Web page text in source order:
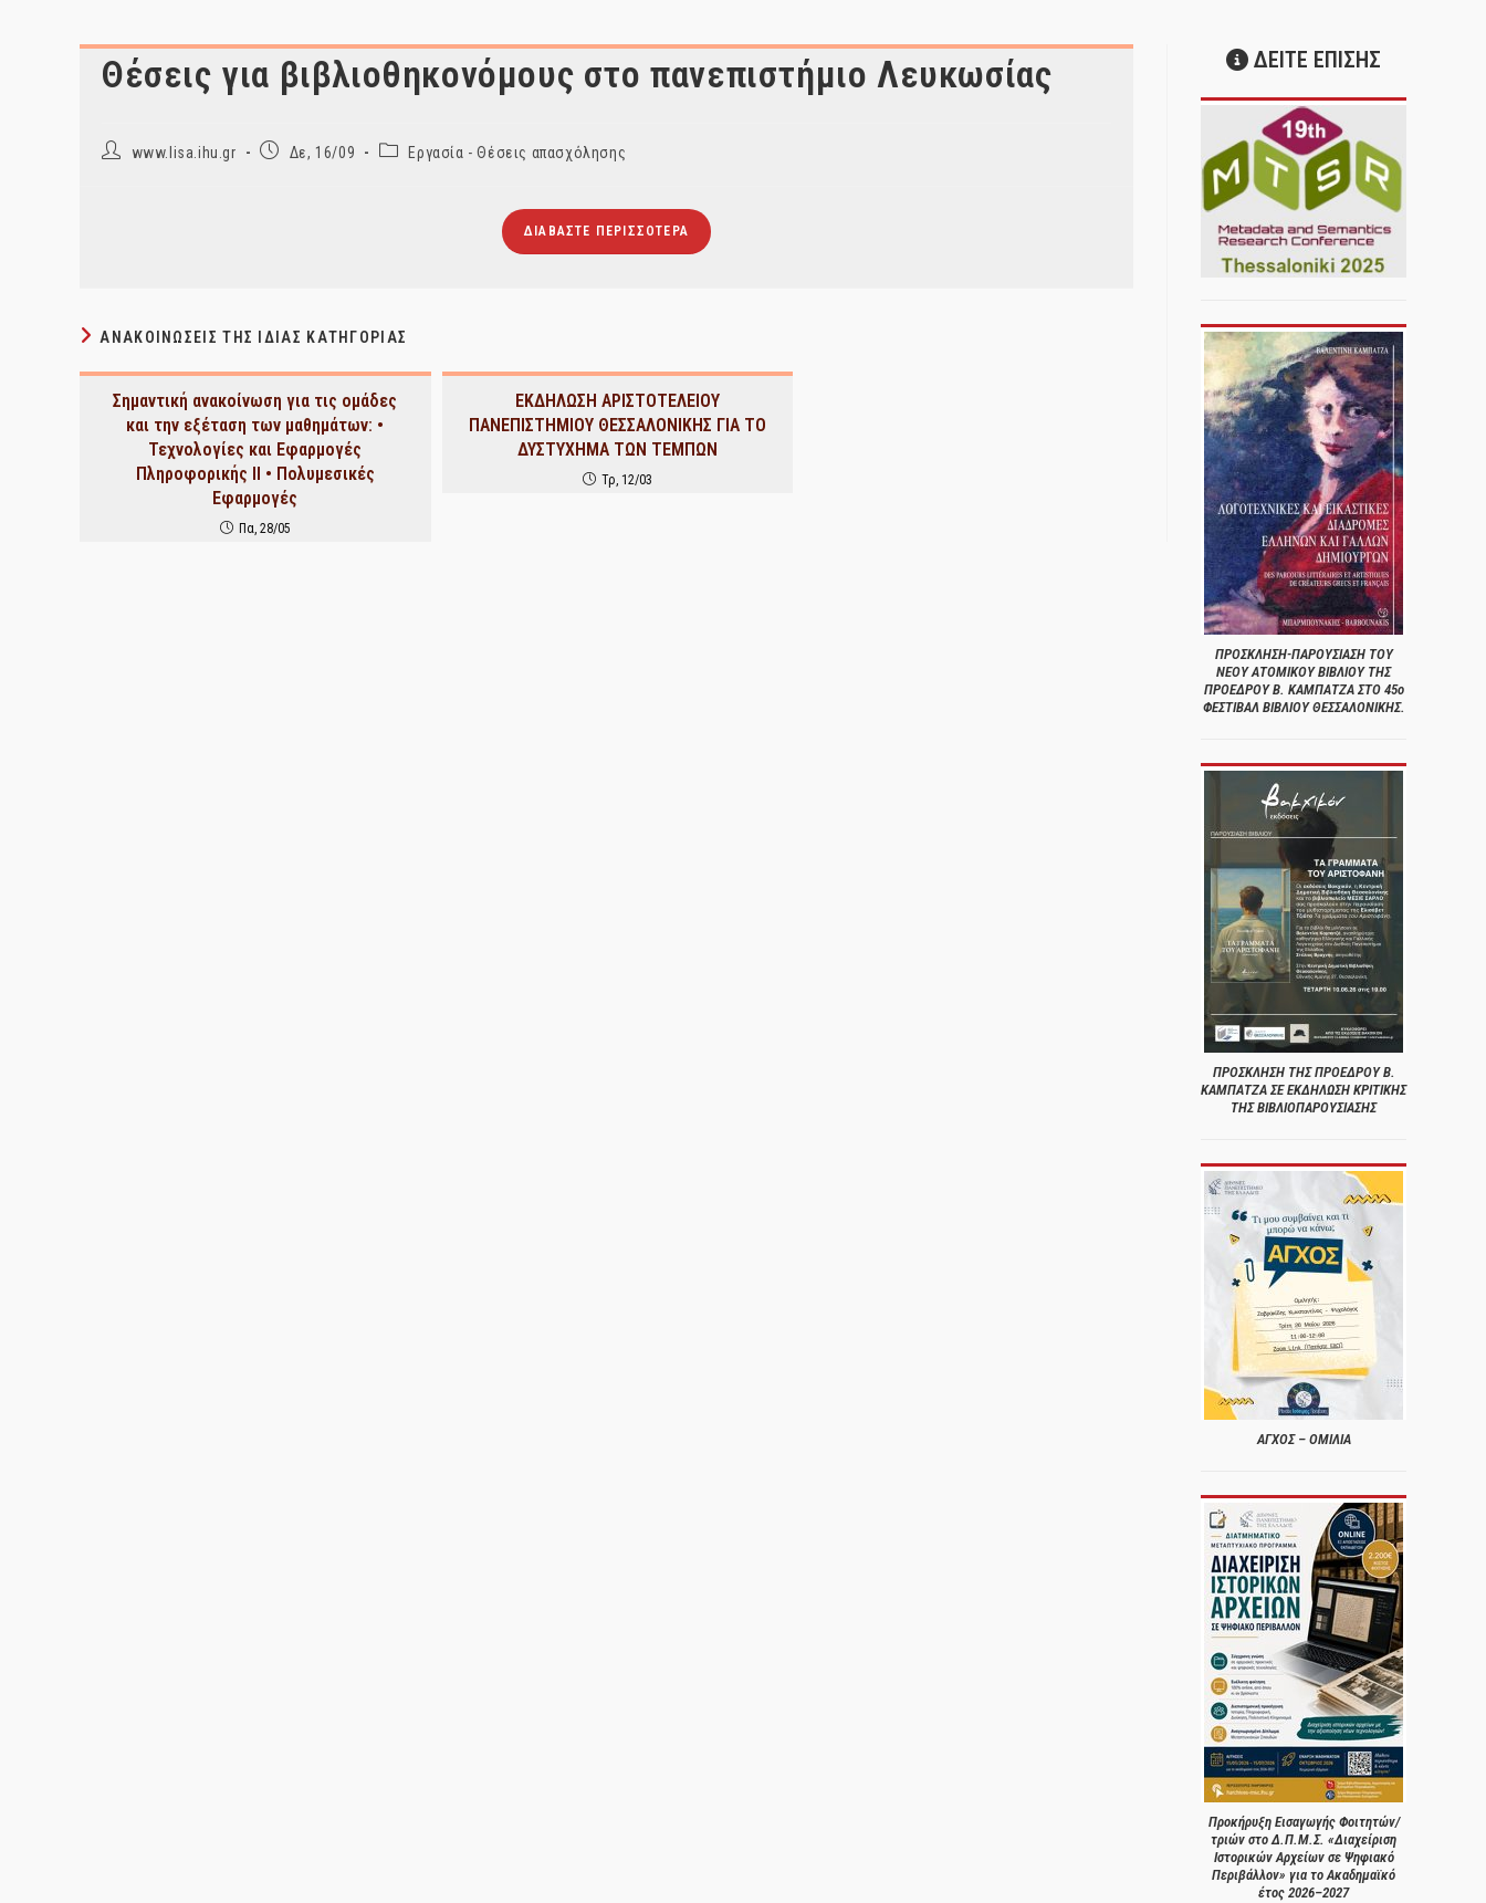
Θέσεις για βιβλιοθηκονόμους στο πανεπιστήμιο Λευκωσίας
Postwww.lisa.ihu.gr
PostΔε, 16/09
PostΕργασία - Θέσεις απασχόλησης
ΔΙΑΒΆΣΤΕ ΠΕΡΙΣΣΌΤΕΡΑ
ΑΝΑΚΟΙΝΏΣΕΙΣ ΤΗΣ ΊΔΙΑΣ ΚΑΤΗΓΟΡΊΑΣ
Σημαντική ανακοίνωση για τις ομάδες
και την εξέταση των μαθημάτων: •
Τεχνολογίες και Εφαρμογές
Πληροφορικής ΙΙ • Πολυμεσικές
Εφαρμογές
Πα, 28/05
ΕΚΔΗΛΩΣΗ ΑΡΙΣΤΟΤΕΛΕΙΟΥ
ΠΑΝΕΠΙΣΤΗΜΙΟΥ ΘΕΣΣΑΛΟΝΙΚΗΣ ΓΙΑ ΤΟ
ΔΥΣΤΥΧΗΜΑ ΤΩΝ ΤΕΜΠΩΝ
Τρ, 12/03
ΔΕΙΤΕ ΕΠΙΣΗΣ
ΠΡΟΣΚΛΗΣΗ-ΠΑΡΟΥΣΙΑΣΗ ΤΟΥ
ΝΕΟΥ ΑΤΟΜΙΚΟΥ ΒΙΒΛΙΟΥ ΤΗΣ
ΠΡΟΕΔΡΟΥ Β. ΚΑΜΠΑΤΖΑ ΣΤΟ 45ο
ΦΕΣΤΙΒΑΛ ΒΙΒΛΙΟΥ ΘΕΣΣΑΛΟΝΙΚΗΣ.
ΠΡΟΣΚΛΗΣΗ ΤΗΣ ΠΡΟΕΔΡΟΥ Β.
ΚΑΜΠΑΤΖΑ ΣΕ ΕΚΔΗΛΩΣΗ ΚΡΙΤΙΚΗΣ
ΤΗΣ ΒΙΒΛΙΟΠΑΡΟΥΣΙΑΣΗΣ
ΑΓΧΟΣ – ΟΜΙΛΙΑ
Προκήρυξη Εισαγωγής Φοιτητών/
τριών στο Δ.Π.Μ.Σ. «Διαχείριση
Ιστορικών Αρχείων σε Ψηφιακό
Περιβάλλον» για το Ακαδημαϊκό
έτος 2026–2027